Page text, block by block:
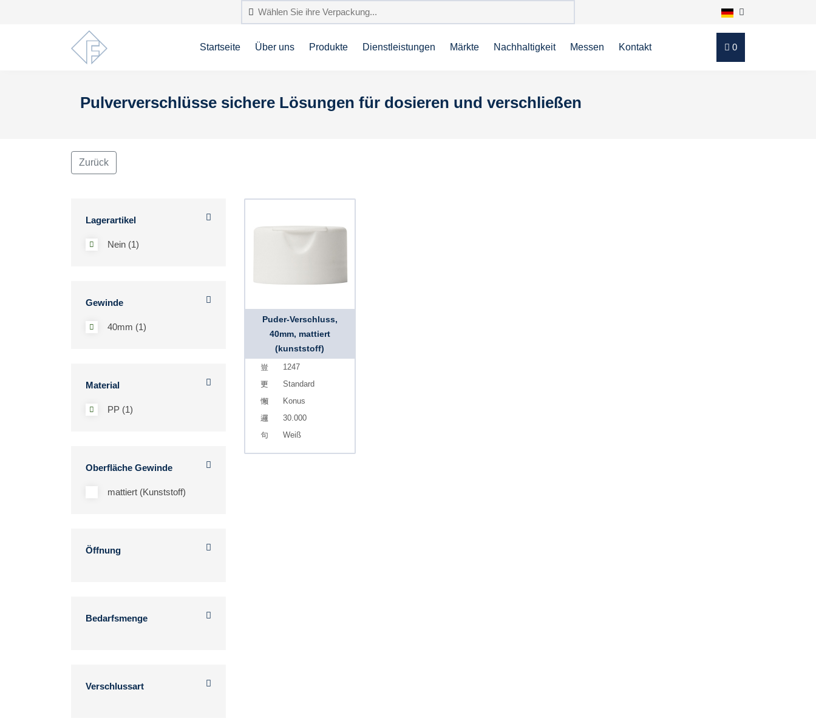
Startseite Über uns Produkte Dienstleistungen Märkte Nachhaltigkeit Messen Kontakt 0
Pulververschlüsse sichere Lösungen für dosieren und verschließen
Zurück
Lagerartikel
Nein (1)
Gewinde
40mm (1)
Material
PP (1)
Oberfläche Gewinde
mattiert (Kunststoff)
Öffnung
Bedarfsmenge
Verschlussart
Puder-Verschluss,
40mm, mattiert
(kunststoff)
1247
Standard
Konus
30.000
Weiß